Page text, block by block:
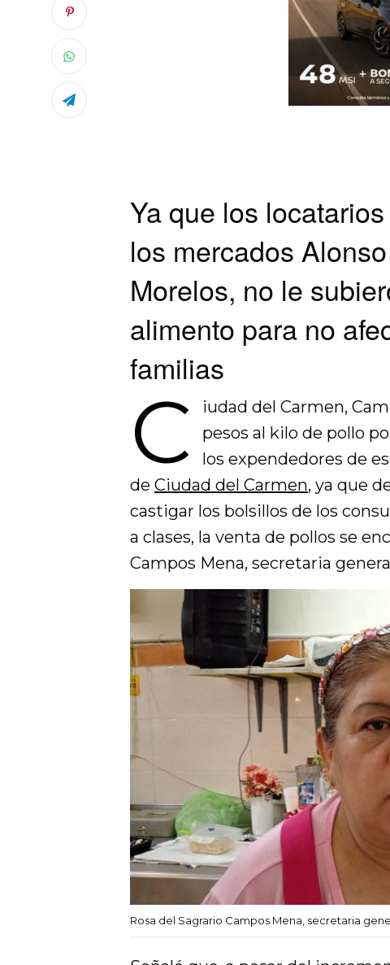
Ya que los
los mercados
Morelos, no le
alimento para no
familias
C
iudad del Carmen,
pesos al kilo de pollo
los expendedores de
deCiudad del Carmen, ya que
castigar los bolsillos de los
a clases, la venta de pollos se
Campos Mena, secretaria
Rosa del Sagrario Campos Mena, secretaria